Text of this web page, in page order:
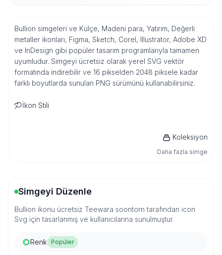
Bullion simgeleri ve Külçe, Madeni para, Yatırım, Değerli
metaller ikonları, Figma, Sketch, Corel, Illustrator, Adobe XD
ve InDesign gibi popüler tasarım programlarıyla tamamen
uyumludur. Simgeyi ücretsiz olarak yerel SVG vektör
formatında indirebilir ve 16 pikselden 2048 piksele kadar
farklı boyutlarda sunulan PNG sürümünü kullanabilirsiniz.
İkon Stili
Koleksiyon
Daha fazla simge
Simgeyi Düzenle
Bullion ikonu ücretsiz Teewara soontorn tarafından icon
Svg için tasarlanmış ve kullanıcılarına sunulmuştur.
Renk Popüler